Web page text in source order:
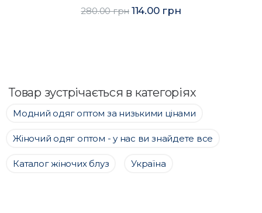
280.00 грн 114.00 грн
Товар зустрічається в категоріях
Модний одяг оптом за низькими цінами
Жіночий одяг оптом - у нас ви знайдете все
Каталог жіночих блуз Україна